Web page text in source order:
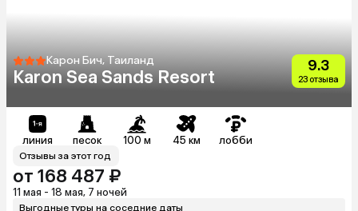
Карон Бич, Таиланд
Karon Sea Sands Resort
9.3
23 отзыва
линия песок 100 м 45 км лобби
Отзывы за этот год
от 168 487 ₽
11 мая - 18 мая, 7 ночей
Выгодные туры на соседние даты